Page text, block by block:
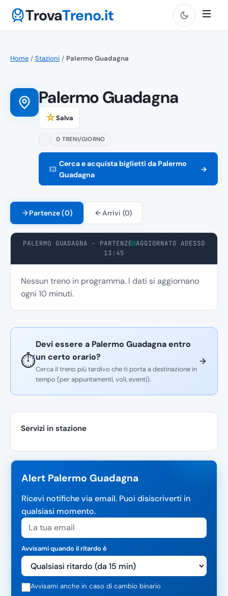
TrovaTreno.it
Home / Stazioni / Palermo Guadagna
Palermo Guadagna
☆Salva
0 TRENI/GIORNO
Cerca e acquista biglietti da Palermo
Guadagna
→
Partenze (0) Arrivi (0)
PALERMO GUADAGNA - PARTENZE AGGIORNATO ADESSO
13:45
Nessun treno in programma. I dati si aggiornano
ogni 10 minuti.
⏱️
Devi essere a Palermo Guadagna entro
un certo orario?
Cerca il treno più tardivo che ti porta a destinazione in
tempo (per appuntamenti, voli, eventi).
Servizi in stazione
Alert Palermo Guadagna
Ricevi notifiche via email. Puoi disiscriverti in
qualsiasi momento.
Avvisami quando il ritardo è
Avvisami anche in caso di cambio binario